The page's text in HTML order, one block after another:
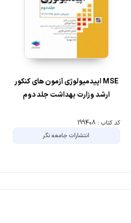
MSE اپیدمیولوژی آزمون های کنکور
ارشد وزارت بهداشت جلد دوم
کد کتاب : 199408
انتشارات جامعه نگر